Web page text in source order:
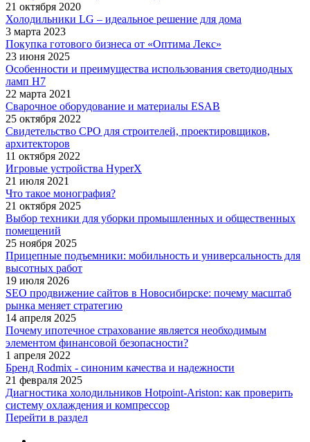
21 октября 2020
Холодильники LG – идеальное решение для дома
3 марта 2023
Покупка готового бизнеса от «Оптима Лекс»
23 июня 2025
Особенности и преимущества использования светодиодных
ламп H7
22 марта 2021
Сварочное оборудование и материалы ESAB
25 октября 2022
Свидетельство СРО для строителей, проектировщиков,
архитекторов
11 октября 2022
Игровые устройства HyperX
21 июля 2021
Что такое монография?
21 октября 2025
Выбор техники для уборки промышленных и общественных
помещений
25 ноября 2025
Прицепные подъемники: мобильность и универсальность для
высотных работ
19 июля 2026
SEO продвижение сайтов в Новосибирске: почему масштаб
рынка меняет стратегию
14 апреля 2025
Почему ипотечное страхование является необходимым
элементом финансовой безопасности?
1 апреля 2022
Бренд Rodmix - синоним качества и надежности
21 февраля 2025
Диагностика холодильников Hotpoint-Ariston: как проверить
систему охлаждения и компрессор
Перейти в раздел